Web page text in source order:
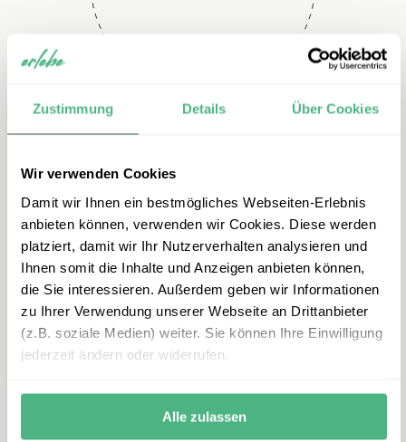
Zustimmung Details Über Cookies
Wir verwenden Cookies
Damit wir Ihnen ein bestmögliches Webseiten-Erlebnis
anbieten können, verwenden wir Cookies. Diese werden
platziert, damit wir Ihr Nutzerverhalten analysieren und
Ihnen somit die Inhalte und Anzeigen anbieten können,
die Sie interessieren. Außerdem geben wir Informationen
zu Ihrer Verwendung unserer Webseite an Drittanbieter
(z.B. soziale Medien) weiter. Sie können Ihre Einwilligung
jederzeit ändern oder widerrufen.
Alle zulassen
E-Mail
malaysia@erlebe.de
Montag – Freitag: